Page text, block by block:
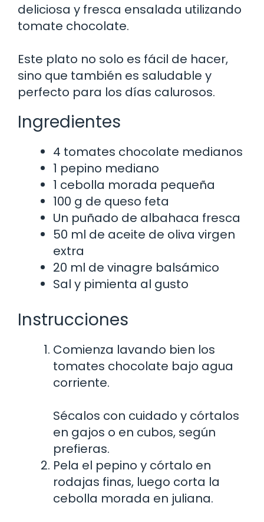
deliciosa y fresca ensalada utilizando
tomate chocolate.
Este plato no solo es fácil de hacer,
sino que también es saludable y
perfecto para los días calurosos.
Ingredientes
4 tomates chocolate medianos
1 pepino mediano
1 cebolla morada pequeña
100 g de queso feta
Un puñado de albahaca fresca
50 ml de aceite de oliva virgen
extra
20 ml de vinagre balsámico
Sal y pimienta al gusto
Instrucciones
Comienza lavando bien los
tomates chocolate bajo agua
corriente.
Sécalos con cuidado y córtalos
en gajos o en cubos, según
prefieras.
Pela el pepino y córtalo en
rodajas finas, luego corta la
cebolla morada en juliana.